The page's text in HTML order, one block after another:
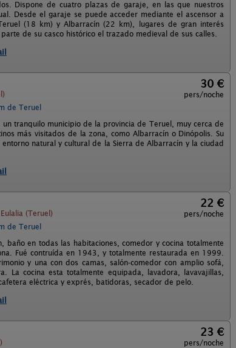
Dispone de cuatro plazas de garaje, en las que nuestros
Desde el garaje se puede acceder mediante el ascensor a
(18 km) y Albarracín (22 km), lugares de gran interés
de su casco histórico el trazado medieval de sus calles.
30 €
pers/noche
de Teruel
tranquilo municipio de la provincia de Teruel, muy cerca de
más visitados de la zona, como Albarracín o Dinópolis. Su
natural y cultural de la Sierra de Albarracín y la ciudad
(Teruel)
22 €
pers/noche
de Teruel
en todas las habitaciones, comedor y cocina totalmente
Fué contruída en 1943, y totalmente restaurada en 1999.
y una con dos camas, salón-comedor con amplio sofá,
cocina esta totalmente equipada, lavadora, lavavajillas,
eléctrica y exprés, batidoras, secador de pelo.
23 €
pers/noche